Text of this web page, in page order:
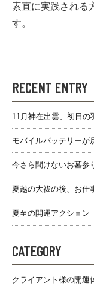
素直に実践される
す。
RECENT ENTRY
11月神在出雲、初日の
モバイルバッテリーが
今さら聞けないお墓参
夏越の大祓の後、お仕
夏至の開運アクション
CATEGORY
クライアント様の開運